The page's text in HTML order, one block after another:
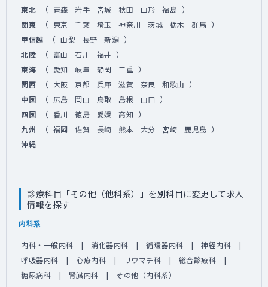
東北
（ 青森 岩手 宮城 秋田 山形 福島 ）
関東 （ 東京 千葉 埼玉 神奈川 茨城 栃木 群馬 ）
甲信越 （ 山梨 長野 新潟 ）
北陸 （ 富山 石川 福井 ）
東海 （ 愛知 岐阜 静岡 三重 ）
関西 （ 大阪 京都 兵庫 滋賀 奈良 和歌山 ）
中国 （ 広島 岡山 鳥取 島根 山口 ）
四国 （ 香川 徳島 愛媛 高知 ）
九州 （ 福岡 佐賀 長崎 熊本 大分 宮崎 鹿児島 ）
沖縄
診療科目「その他（他科系）」を別科目に変更して求人
情報を探す
内科系
内科・一般内科 消化器内科 循環器内科
神経内科
呼吸器内科
心療内科 リウマチ科
総合診療科
糖尿病科
腎臓内科 その他（内科系）